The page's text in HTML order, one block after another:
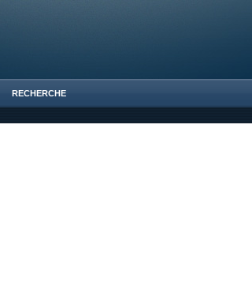
RECHERCHE